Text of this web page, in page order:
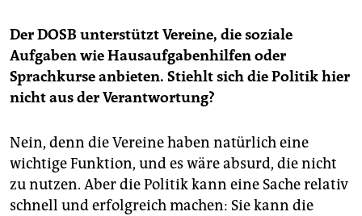
Der DOSB unterstützt Vereine, die soziale
Aufgaben wie Hausaufgabenhilfen oder
Sprachkurse anbieten. Stiehlt sich die Politik hier
nicht aus der Verantwortung?
Nein, denn die Vereine haben natürlich eine
wichtige Funktion, und es wäre absurd, die nicht
zu nutzen. Aber die Politik kann eine Sache relativ
schnell und erfolgreich machen: Sie kann die